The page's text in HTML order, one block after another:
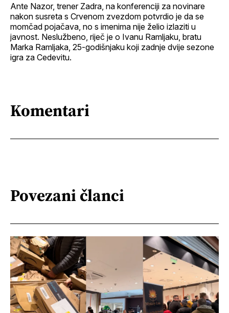
Ante Nazor, trener Zadra, na konferenciji za novinare
nakon susreta s Crvenom zvezdom potvrdio je da se
momčad pojačava, no s imenima nije želio izlaziti u
javnost. Neslužbeno, riječ je o Ivanu Ramljaku, bratu
Marka Ramljaka, 25-godišnjaku koji zadnje dvije sezone
igra za Cedevitu.
Komentari
Povezani članci